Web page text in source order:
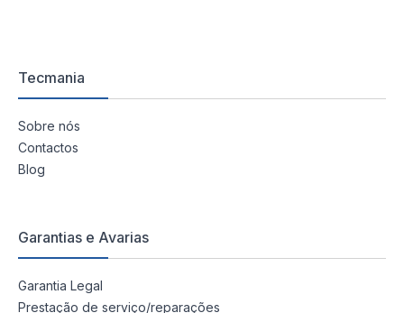
Tecmania
Sobre nós
Contactos
Blog
Garantias e Avarias
Garantia Legal
Prestação de serviço/reparações